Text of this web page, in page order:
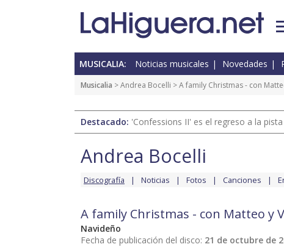
MUSICALIA: Noticias musicales Novedades
Musicalia >Andrea Bocelli > A family Christmas - con
Destacado: 'Confessions II' es el regreso a la
Andrea Bocelli
Discografía Noticias Fotos Canciones
A family Christmas - con Matteo y
Navideño
Fecha de publicación del disco: 21 de octubre de